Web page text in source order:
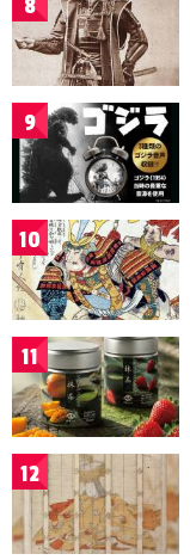
8
9
10
11
12